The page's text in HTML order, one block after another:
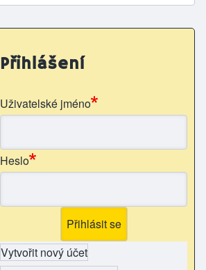
Přihlášení
Uživatelské jméno
Heslo
Vytvořit nový účet